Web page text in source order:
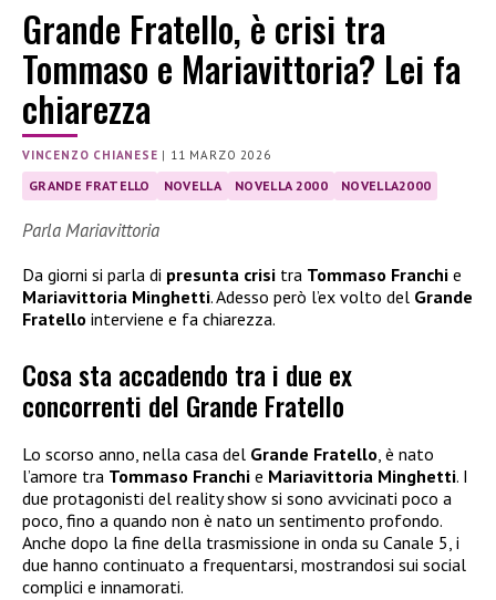
Grande Fratello, è crisi tra
Tommaso e Mariavittoria? Lei fa
chiarezza
VINCENZO CHIANESE | 11 MARZO 2026
GRANDE FRATELLO NOVELLA NOVELLA 2000 NOVELLA2000
Parla Mariavittoria
Da giorni si parla di presunta crisi tra Tommaso Franchi e
Mariavittoria Minghetti. Adesso però l’ex volto del Grande
Fratello interviene e fa chiarezza.
Cosa sta accadendo tra i due ex
concorrenti del Grande Fratello
Lo scorso anno, nella casa del Grande Fratello, è nato
l’amore tra Tommaso Franchi e Mariavittoria Minghetti. I
due protagonisti del reality show si sono avvicinati poco a
poco, fino a quando non è nato un sentimento profondo.
Anche dopo la fine della trasmissione in onda su Canale 5, i
due hanno continuato a frequentarsi, mostrandosi sui social
complici e innamorati.